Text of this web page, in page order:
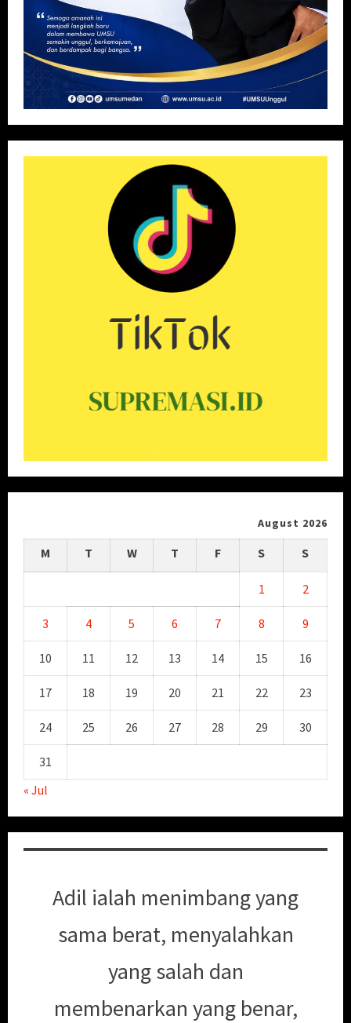
August 2026
M T W T F S S
1 2
3 4 5 6 7 8 9
10 11 12 13 14 15 16
17 18 19 20 21 22 23
24 25 26 27 28 29 30
31
« Jul
Adil ialah menimbang yang
sama berat, menyalahkan
yang salah dan
membenarkan yang benar,